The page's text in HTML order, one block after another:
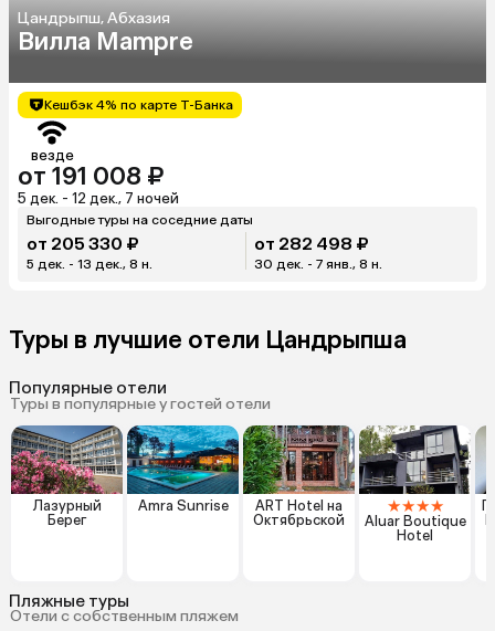
Цандрыпш, Абхазия
Вилла Mampre
Кешбэк 4% по карте Т-Банка
везде
от 191 008 ₽
5 дек. - 12 дек., 7 ночей
Выгодные туры на соседние даты
от 205 330 ₽
5 дек. - 13 дек., 8 н.
от 282 498 ₽
30 дек. - 7 янв., 8 н.
Туры в лучшие отели Цандрыпша
Популярные отели
Туры в популярные у гостей отели
Лазурный
Берег
Amra Sunrise
ART Hotel на
Октябрьской
★★★★
Aluar Boutique
Hotel
Пляжные туры
Отели с собственным пляжем